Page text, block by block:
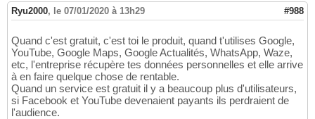
Ryu2000, le 07/01/2020 à 13h29 #988
Quand c'est gratuit, c'est toi le produit, quand t'utilises Google,
YouTube, Google Maps, Google Actualités, WhatsApp, Waze,
etc, l'entreprise récupère tes données personnelles et elle arrive
à en faire quelque chose de rentable.
Quand un service est gratuit il y a beaucoup plus d'utilisateurs,
si Facebook et YouTube devenaient payants ils perdraient de
l'audience.